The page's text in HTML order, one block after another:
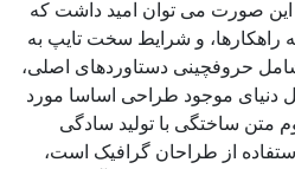
این صورت می توان امید داشت که
راهکارها، و شرایط سخت تایپ به
حروفچینی دستاوردهای اصلی،
دنیای موجود طراحی اساسا مورد
متن ساختگی با تولید سادگی
از طراحان گرافیک است،